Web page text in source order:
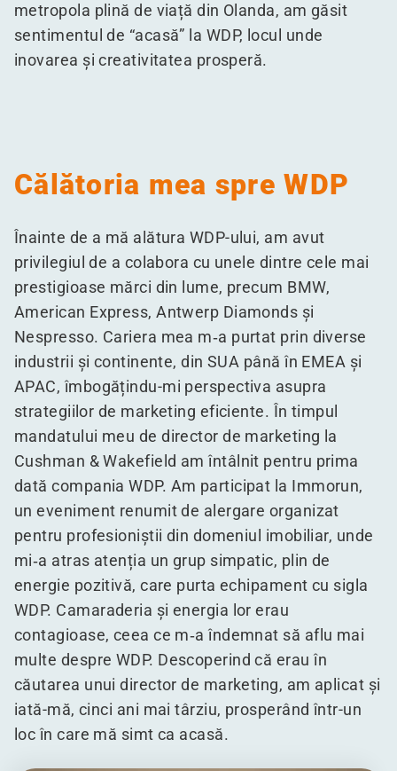
metropola plină de viață din Olanda, am găsit
sentimentul de “acasă” la WDP, locul unde
inovarea și creativitatea prosperă.
Călătoria mea spre WDP
Înainte de a mă alătura WDP-ului, am avut
privilegiul de a colabora cu unele dintre cele mai
prestigioase mărci din lume, precum BMW,
American Express, Antwerp Diamonds și
Nespresso. Cariera mea m‑a purtat prin diverse
industrii și continente, din SUA până în EMEA și
APAC, îmbogățindu-mi perspectiva asupra
strategiilor de marketing eficiente. În timpul
mandatului meu de director de marketing la
Cushman & Wakefield am întâlnit pentru prima
dată compania WDP. Am participat la Immorun,
un eveniment renumit de alergare organizat
pentru profesioniștii din domeniul imobiliar, unde
mi‑a atras atenția un grup simpatic, plin de
energie pozitivă, care purta echipament cu sigla
WDP. Camaraderia și energia lor erau
contagioase, ceea ce m‑a îndemnat să aflu mai
multe despre WDP. Descoperind că erau în
căutarea unui director de marketing, am aplicat și
iată-mă, cinci ani mai târziu, prosperând într-un
loc în care mă simt ca acasă.